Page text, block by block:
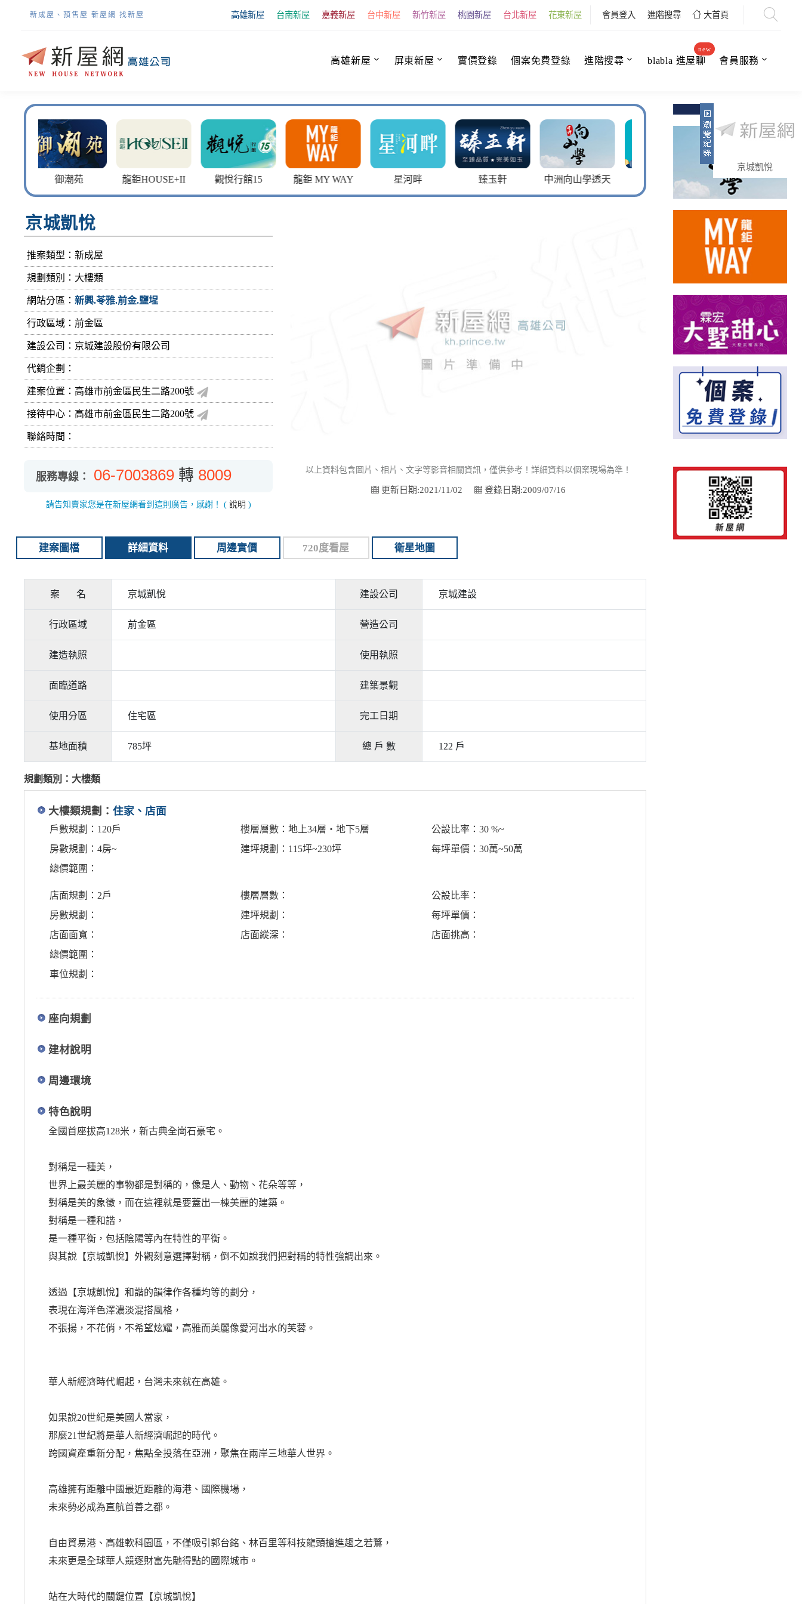
京城凱悅
新成屋、預售屋 新屋網 找新屋 高雄新屋 台南新屋 嘉義新屋 台中新屋 新竹新屋 桃園新屋 台北新屋 花東新屋 會員登入 進階搜尋 大首頁
高雄新屋 屏東新屋 實價登錄 個案免費登錄 進階搜尋 blabla 進屋聊
new
會員服務
龍鉅HOUSE+II 觀悅行館15 龍鉅 MY WAY 星河畔 臻玉軒 中洲向山學透天 三宅丰采 藏境人 硺悦
京城凱悅
推案類型：新成屋
規劃類別：大樓類
網站分區： 新興.苓雅.前金.鹽埕
行政區域：前金區
建設公司： 京城建設股份有限公司
代銷企劃：
建案位置：高雄市前金區民生二路200號
接待中心：高雄市前金區民生二路200號
聯絡時間：
服務專線： 06-7003869 轉 8009
請告知賣家您是在新屋網看到這則廣告，感謝！ ( 說明 )
以上資料包含圖片、相片、文字等影音相關資訊，僅供參考！詳細資料以個案現場為準！
更新日期:2021/11/02 登錄日期:2009/07/16
建案圖檔 詳細資料 周邊實價 720度看屋 衛星地圖
案 名 京城凱悅 建設公司 京城建設
行政區域 前金區 營造公司
建造執照 使用執照
面臨道路 建築景觀
使用分區 住宅區 完工日期
基地面積 785坪 總 戶 數 122 戶
規劃類別：大樓類
大樓類規劃： 住家、店面
戶數規劃：120戶 樓層層數：地上34層‧地下5層
公設比率：30 %~
房數規劃：4房~
建坪規劃：115坪~230坪
每坪單價：30萬~50萬
總價範圍：
店面規劃：2戶 樓層層數：
公設比率：
房數規劃：
建坪規劃：
每坪單價：
店面面寬：
店面縱深：
店面挑高：
總價範圍：
車位規劃：
座向規劃
建材說明
周邊環境
特色說明
全國首座拔高128米，新古典全崗石豪宅。
對稱是一種美，
世界上最美麗的事物都是對稱的，像是人、動物、花朵等等，
對稱是美的象徵，而在這裡就是要蓋出一棟美麗的建築。
對稱是一種和諧，
是一種平衡，包括陰陽等內在特性的平衡。
與其說【京城凱悅】外觀刻意選擇對稱，倒不如說我們把對稱的特性強調出來。
透過【京城凱悅】和諧的韻律作各種均等的劃分，
表現在海洋色澤濃淡混搭風格，
不張揚，不花俏，不希望炫耀，高雅而美麗像愛河出水的芙蓉。
華人新經濟時代崛起，台灣未來就在高雄。
如果說20世紀是美國人當家，
那麼21世紀將是華人新經濟崛起的時代。
跨國資產重新分配，焦點全投落在亞洲，聚焦在兩岸三地華人世界。
高雄擁有距離中國最近距離的海港、國際機場，
未來勢必成為直航首善之都。
自由貿易港、高雄軟科園區，不僅吸引郭台銘、林百里等科技龍頭搶進趨之若鶩，
未來更是全球華人競逐財富先馳得點的國際城市。
站在大時代的關鍵位置【京城凱悅】